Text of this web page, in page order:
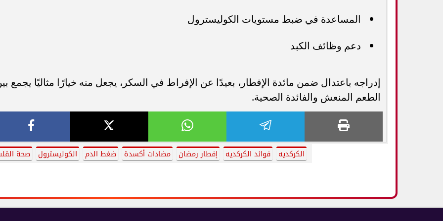
المساعدة في ضبط مستويات الكوليسترول
دعم وظائف الكبد
إدراجه باعتدال ضمن مائدة الإفطار، بعيدًا عن الإفراط في السكر، يجعل منه خيارًا مثاليًا يجمع
الطعم المنعش والفائدة الصحية.
الكركديه فوائد الكركديه إفطار رمضان مضادات أكسدة ضغط الدم الكوليسترول صحة